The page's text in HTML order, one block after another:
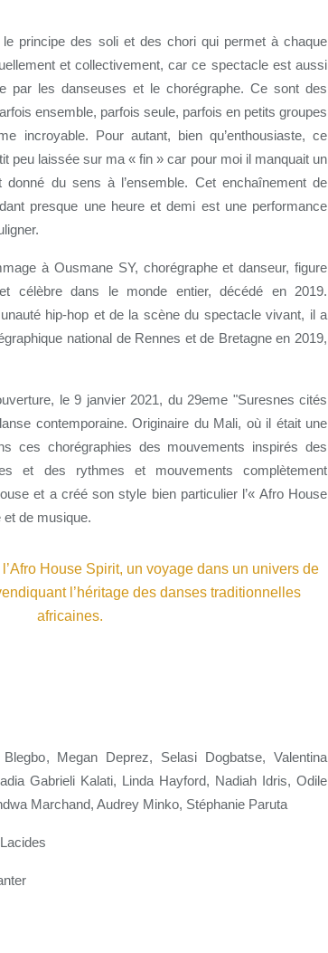
le principe des soli et des chori qui permet à chaque
et collectivement, car ce spectacle est aussi
par les danseuses et le chorégraphe. Ce sont des
ensemble, parfois seule, parfois en petits groupes
incroyable. Pour autant, bien qu’enthousiaste, ce
peu laissée sur ma « fin » car pour moi il manquait un
du sens à l’ensemble. Cet enchaînement de
presque une heure et demi est une performance
à Ousmane SY, chorégraphe et danseur, figure
célèbre dans le monde entier, décédé en 2019.
hip-hop et de la scène du spectacle vivant, il a
national de Rennes et de Bretagne en 2019,
le 9 janvier 2021, du 29eme "Suresnes cités
contemporaine. Originaire du Mali, où il était une
ces chorégraphies des mouvements inspirés des
et des rythmes et mouvements complètement
et a créé son style bien particulier l’« Afro House
et de musique.
Megan Deprez, Selasi Dogbatse, Valentina
Gabrieli Kalati, Linda Hayford, Nadiah Idris, Odile
Marchand, Audrey Minko, Stéphanie Paruta